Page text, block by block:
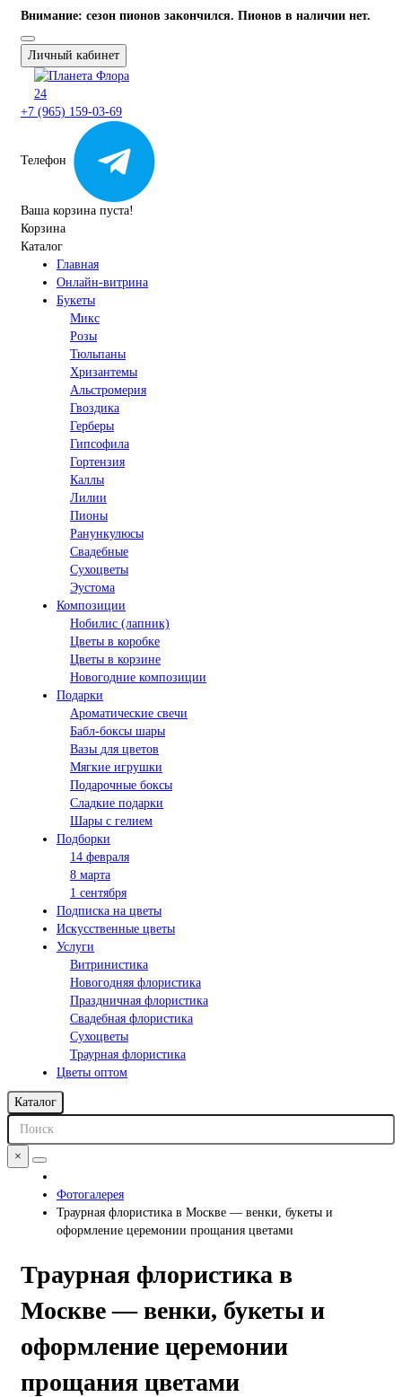
Внимание: сезон пионов закончился. Пионов в наличии нет.
Личный кабинет
+7 (965) 159-03-69
Телефон
Ваша корзина пуста!
Корзина
Каталог
Главная
Онлайн-витрина
Букеты
Микс
Розы
Тюльпаны
Хризантемы
Альстромерия
Гвоздика
Герберы
Гипсофила
Гортензия
Каллы
Лилии
Пионы
Ранункулюсы
Свадебные
Сухоцветы
Эустома
Композиции
Нобилис (лапник)
Цветы в коробке
Цветы в корзине
Новогодние композиции
Подарки
Ароматические свечи
Бабл-боксы шары
Вазы для цветов
Мягкие игрушки
Подарочные боксы
Сладкие подарки
Шары с гелием
Подборки
14 февраля
8 марта
1 сентября
Подписка на цветы
Искусственные цветы
Услуги
Витринистика
Новогодняя флористика
Праздничная флористика
Свадебная флористика
Сухоцветы
Траурная флористика
Цветы оптом
Каталог
×
Фотогалерея
Траурная флористика в Москве — венки, букеты и
оформление церемонии прощания цветами
Траурная флористика в
Москве — венки, букеты и
оформление церемонии
прощания цветами